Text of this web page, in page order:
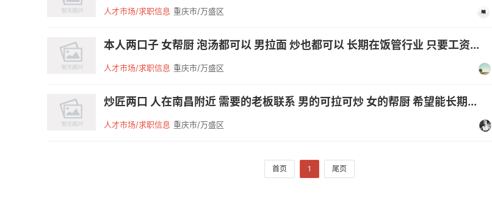
人才市场/求职信息 重庆市/万盛区
本人两口子 女帮厨 泡汤都可以 男拉面 炒也都可以 长期在饭管行业 只要工资...
人才市场/求职信息 重庆市/万盛区
炒匠两口 人在南昌附近 需要的老板联系 男的可拉可炒 女的帮厨 希望能长期...
人才市场/求职信息 重庆市/万盛区
首页 1 尾页